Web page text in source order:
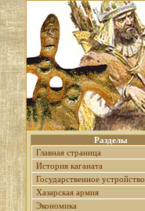
Разделы
Главная страница
История каганата
Государственное устройство
Хазарская армия
Экономика